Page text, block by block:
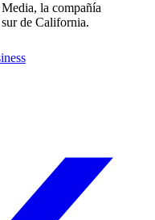
la compañía
de California.